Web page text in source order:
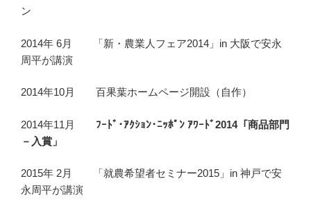
ン
2014年 6月 「新・農業人フェア2014」in 大阪で安永
周平が講演
2014年10月 百果葉ホームページ開設（自作）
2014年11月 ﾌｰﾄﾞ･ｱｸｼｮﾝ･ﾆｯﾎﾟﾝ ｱﾜｰﾄﾞ2014「商品部門
－入賞」
2015年 2月 「就農希望者セミナー2015」in 神戸で安
永周平が講演